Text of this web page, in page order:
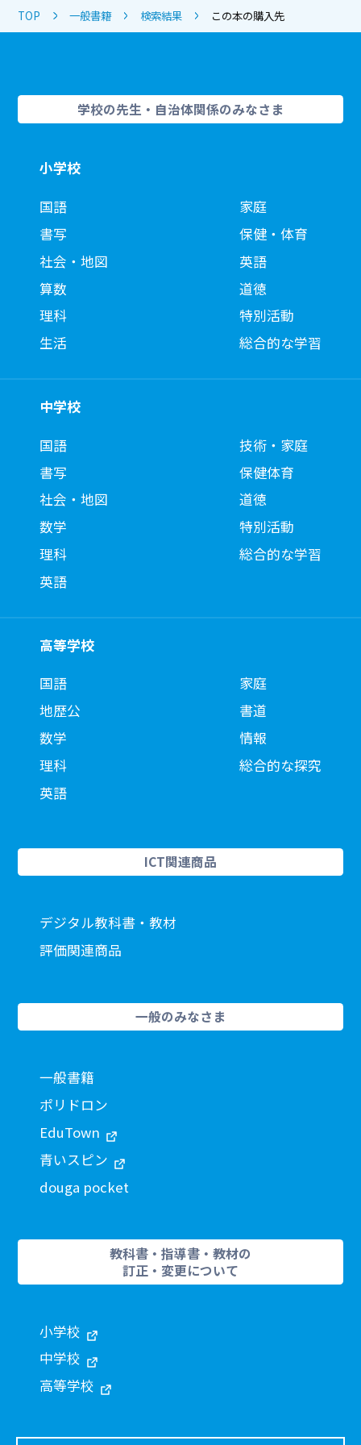
TOP 一般書籍 検索結果 この本の購入先
学校の先生・自治体関係のみなさま
小学校
国語
書写
社会・地図
算数
理科
生活
家庭
保健・体育
英語
道徳
特別活動
総合的な学習
中学校
国語
書写
社会・地図
数学
理科
英語
技術・家庭
保健体育
道徳
特別活動
総合的な学習
高等学校
国語
地歴公
数学
理科
英語
家庭
書道
情報
総合的な探究
ICT関連商品
デジタル教科書・教材
評価関連商品
一般のみなさま
一般書籍
ポリドロン
EduTown
青いスピン
douga pocket
教科書・指導書・教材の
訂正・変更について
小学校
中学校
高等学校